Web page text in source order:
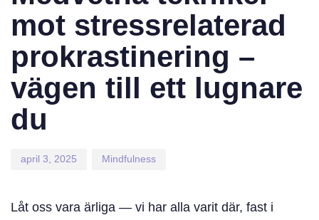
mot stressrelaterad
prokrastinering –
vägen till ett lugnare
du
april 3, 2025 Mindfulness
Låt oss vara ärliga — vi har alla varit där, fast i